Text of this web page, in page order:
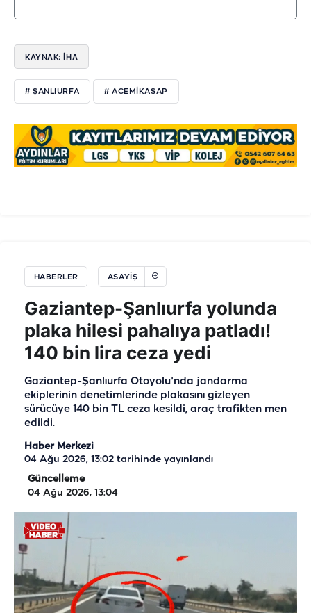
KAYNAK: İHA
# ŞANLIURFA # ACEMİKASAP
HABERLER ASAYIŞ
Gaziantep-Şanlıurfa yolunda
plaka hilesi pahalıya patladı!
140 bin lira ceza yedi
Gaziantep-Şanlıurfa Otoyolu'nda jandarma
ekiplerinin denetimlerinde plakasını gizleyen
sürücüye 140 bin TL ceza kesildi, araç trafikten men
edildi.
Haber Merkezi
04 Ağu 2026, 13:02 tarihinde yayınlandı
Güncelleme
04 Ağu 2026, 13:04